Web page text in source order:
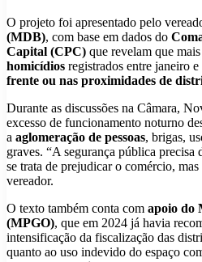
O projeto foi apresentado pelo
(MDB), com base em dados do
Capital (CPC) que revelam que
homicídios registrados entre janeiro
frente ou nas proximidades de
Durante as discussões na Câmara,
excesso de funcionamento noturno
a aglomeração de pessoas, brigas,
graves. “A segurança pública precisa
se trata de prejudicar o comércio,
vereador.
O texto também conta com apoio do
(MPGO), que em 2024 já havia
intensificação da fiscalização das
quanto ao uso indevido do espaço